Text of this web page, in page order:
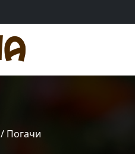
/ Погачи